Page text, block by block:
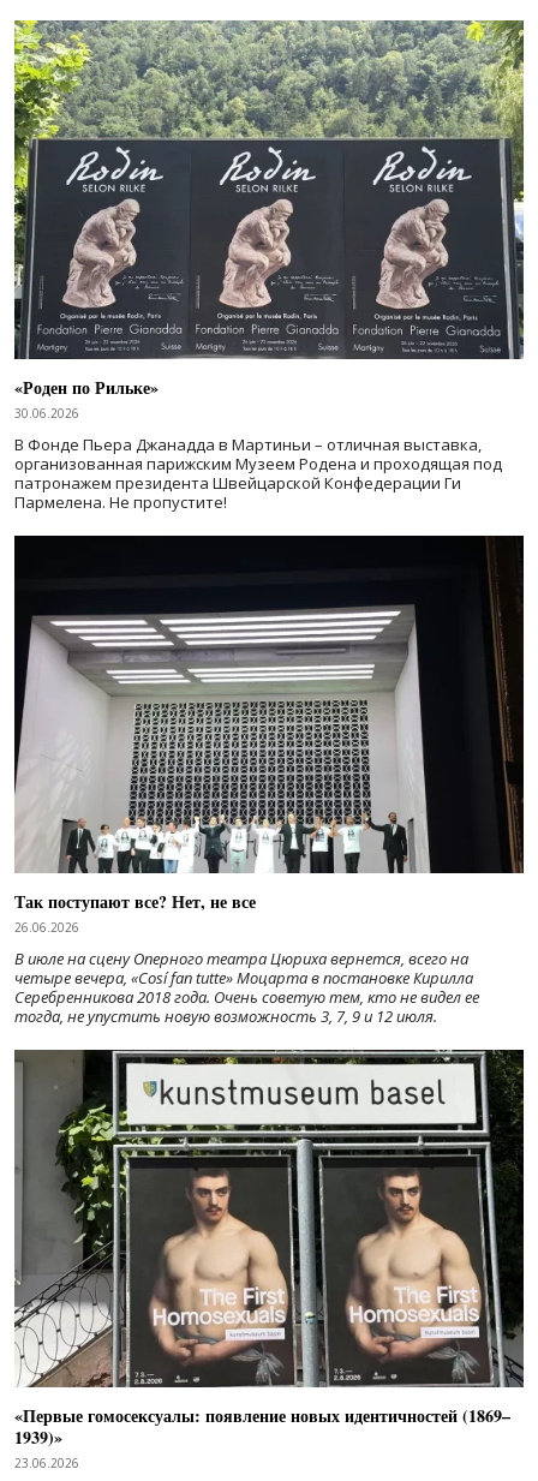
«Роден по Рильке»
30.06.2026
В Фонде Пьера Джанадда в Мартиньи – отличная выставка,
организованная парижским Музеем Родена и проходящая под
патронажем президента Швейцарской Конфедерации Ги
Пармелена. Не пропустите!
Так поступают все? Нет, не все
26.06.2026
В июле на сцену Оперного театра Цюриха вернется, всего на
четыре вечера, «Cosí fan tutte» Моцарта в постановке Кирилла
Серебренникова 2018 года. Очень советую тем, кто не видел ее
тогда, не упустить новую возможность 3, 7, 9 и 12 июля.
«Первые гомосексуалы: появление новых идентичностей (1869–
1939)»
23.06.2026